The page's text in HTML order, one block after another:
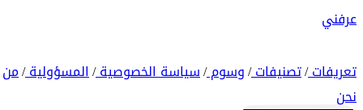
عرفني
تعريفات/ تصنيفات/ وسوم/ سياسة الخصوصية/ المسؤولية/ من
نحن